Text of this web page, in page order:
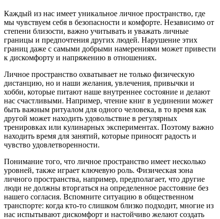
Каждый из нас имеет уникальное личное пространство, где
мы чувствуем себя в безопасности и комфорте. Независимо от
степени близости, важно учитывать и уважать личные
границы и предпочтения других людей. Нарушение этих
границ даже с самыми добрыми намерениями может привести
к дискомфорту и напряжению в отношениях.
Личное пространство охватывает не только физическую
дистанцию, но и наши желания, увлечения, привычки и
хобби, которые питают наше внутреннее состояние и делают
нас счастливыми. Например, чтение книг в уединении может
быть важным ритуалом для одного человека, в то время как
другой может находить удовольствие в регулярных
тренировках или кулинарных экспериментах. Поэтому важно
находить время для занятий, которые приносят радость и
чувство удовлетворенности.
Понимание того, что личное пространство имеет несколько
уровней, также играет ключевую роль. Физическая зона
личного пространства, например, предполагает, что другие
люди не должны вторгаться на определенное расстояние без
нашего согласия. Вспомните ситуацию в общественном
транспорте: когда кто-то слишком близко подходит, многие из
нас испытывают дискомфорт и настойчиво желают создать